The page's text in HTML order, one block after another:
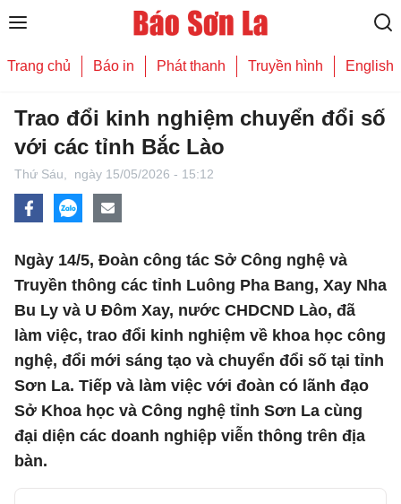
Trang chủ Báo in Phát thanh Truyền hình English
Trao đổi kinh nghiệm chuyển đổi số
với các tỉnh Bắc Lào
Thứ Sáu, ngày 15/05/2026 - 15:12
Ngày 14/5, Đoàn công tác Sở Công nghệ và
Truyền thông các tỉnh Luông Pha Bang, Xay Nha
Bu Ly và U Đôm Xay, nước CHDCND Lào, đã
làm việc, trao đổi kinh nghiệm về khoa học công
nghệ, đổi mới sáng tạo và chuyển đổi số tại tỉnh
Sơn La. Tiếp và làm việc với đoàn có lãnh đạo
Sở Khoa học và Công nghệ tỉnh Sơn La cùng
đại diện các doanh nghiệp viễn thông trên địa
bàn.